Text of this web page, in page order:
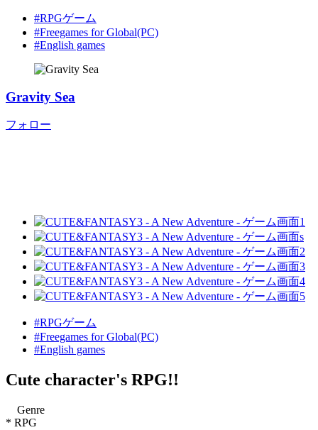
#RPGゲーム
#Freegames for Global(PC)
#English games
Gravity Sea
フォロー
#RPGゲーム
#Freegames for Global(PC)
#English games
Cute character's RPG!!
Genre
* RPG